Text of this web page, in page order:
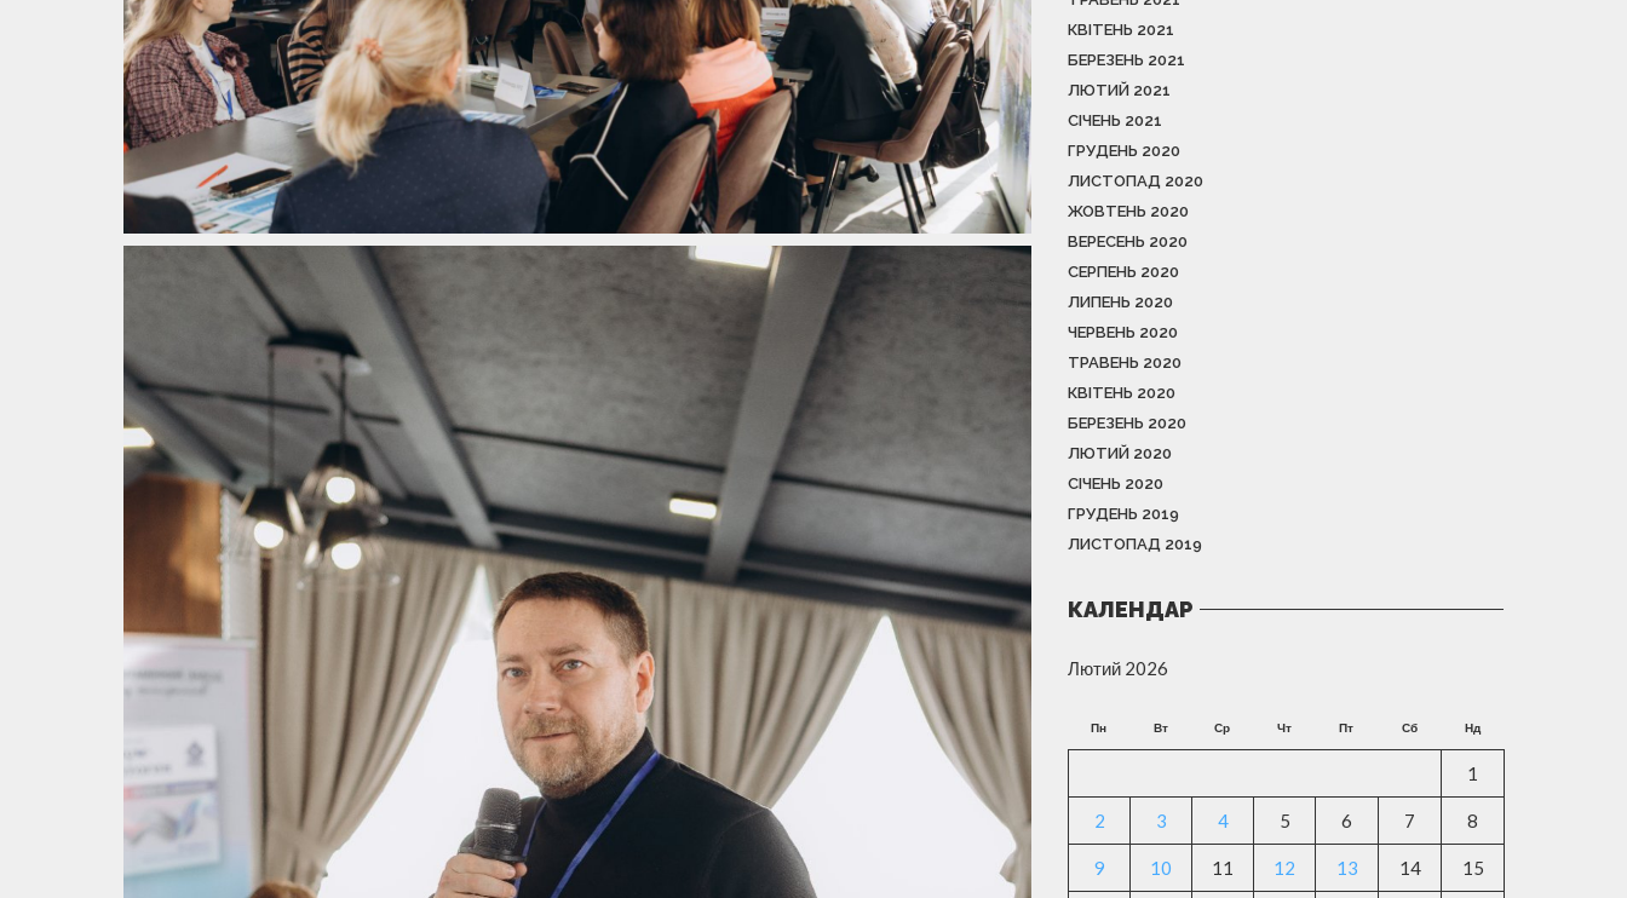
КВІТЕНЬ 2021
БЕРЕЗЕНЬ 2021
ЛЮТИЙ 2021
СІЧЕНЬ 2021
ГРУДЕНЬ 2020
ЛИСТОПАД 2020
ЖОВТЕНЬ 2020
ВЕРЕСЕНЬ 2020
СЕРПЕНЬ 2020
ЛИПЕНЬ 2020
ЧЕРВЕНЬ 2020
ТРАВЕНЬ 2020
КВІТЕНЬ 2020
БЕРЕЗЕНЬ 2020
ЛЮТИЙ 2020
СІЧЕНЬ 2020
ГРУДЕНЬ 2019
ЛИСТОПАД 2019
КАЛЕНДАР
Лютий 2026
Пн Вт Ср Чт Пт Сб Нд
1
2 3 4 5 6 7 8
9 10 11 12 13 14 15